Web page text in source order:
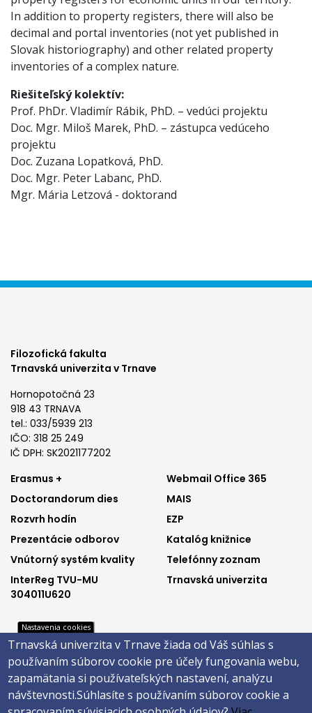
In addition to property registers, there will also be
decimal and portal inventories (not yet published in
Slovak historiography) and other related property
inventories of a complex nature.
Riešiteľský kolektív:
Prof. PhDr. Vladimír Rábik, PhD. – vedúci projektu
Doc. Mgr. Miloš Marek, PhD. – zástupca vedúceho
projektu
Doc. Zuzana Lopatková, PhD.
Doc. Mgr. Peter Labanc, PhD.
Mgr. Mária Letzová - doktorand
Filozofická fakulta
Trnavská univerzita v Trnave
Hornopotočná 23
918 43 TRNAVA
tel.: 033/5939 213
IČO: 318 25 249
IČ DPH: SK2021177202
Footer
menu
1
Erasmus +
Doctorandorum dies
Rozvrh hodín
Prezentácie odborov
Vnútorný systém kvality
InterReg TVU-MU
304011U620
Footer
menu
2
Webmail Office 365
MAIS
EZP
Katalóg knižnice
Telefónny zoznam
Trnavská univerzita
Footer
menu
3
Katalóg knižnice
Telefónny zoznam
Trnavská univerzita
Footer
menu
4
E-shop
Facebook
Instagram
Youtube
Nastavenia cookies
Trnavská univerzita v Trnave žiada od Váš súhlas s
používaním súborov cookie pre účely fungovania webu,
zapamätania si používateľských nastavení, analýzu
návštevnosti.Súhlasíte s používaním súborov cookie a